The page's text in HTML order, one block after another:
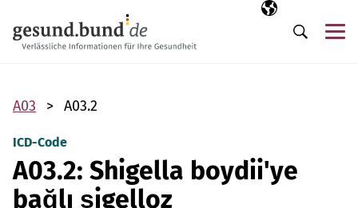
Seçili dil
TR
Arama
A03 A03.2
ICD-Code
A03.2: Shigella boydii'ye
bağlı şigelloz